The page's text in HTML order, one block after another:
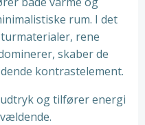
rum. I det
rene
skaber de
kontrastelement.
og tilfører energi